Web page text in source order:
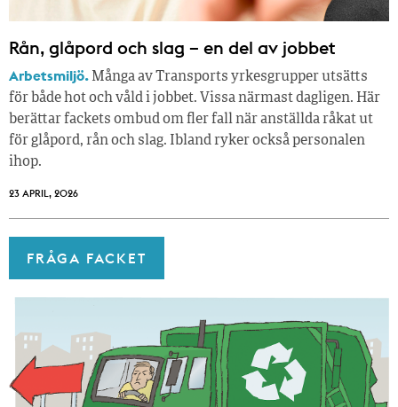
Rån, glåpord och slag – en del av jobbet
Arbetsmiljö. Många av Transports yrkesgrupper utsätts
för både hot och våld i jobbet. Vissa närmast dagligen. Här
berättar fackets ombud om fler fall när anställda råkat ut
för glåpord, rån och slag. Ibland ryker också personalen
ihop.
23 APRIL, 2026
FRÅGA FACKET